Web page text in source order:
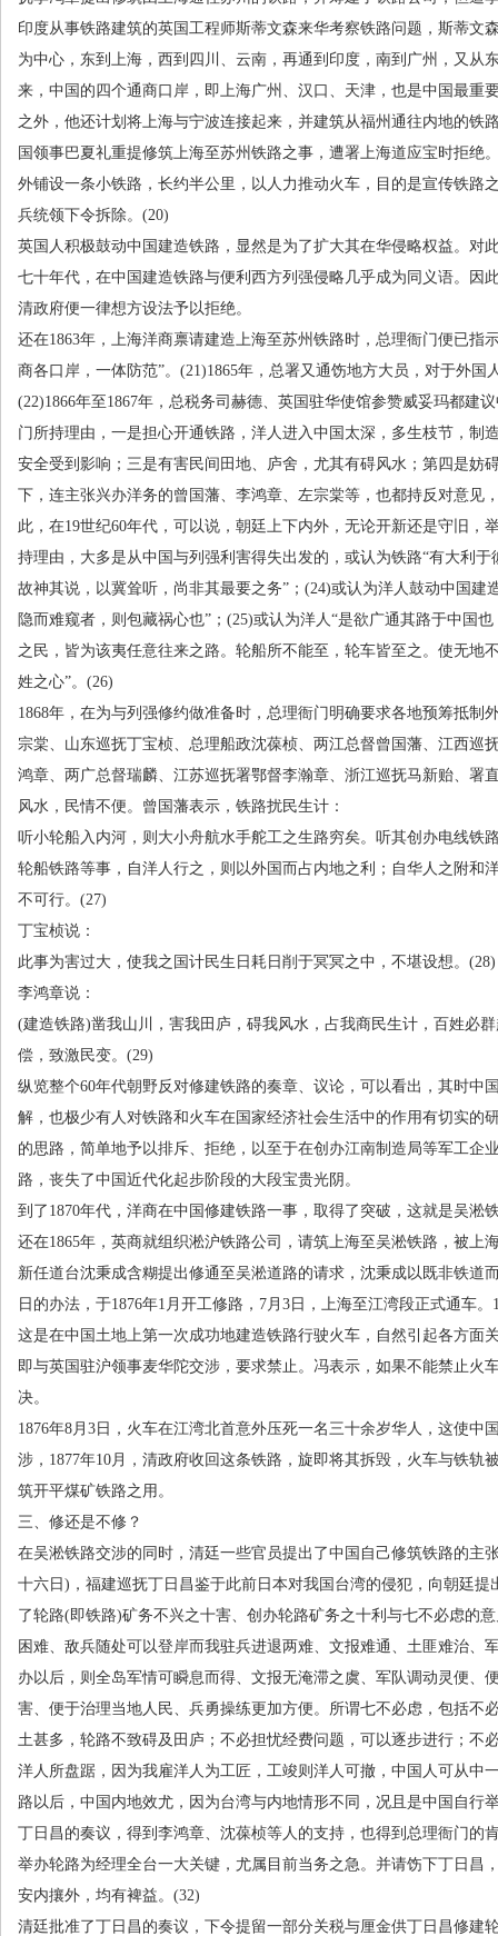
印度从事铁路建筑的英国工程师斯蒂文森来华考察铁路问题，斯蒂文
为中心，东到上海，西到四川、云南，再通到印度，南到广州，又从
来，中国的四个通商口岸，即上海广州、汉口、天津，也是中国最重
之外，他还计划将上海与宁波连接起来，并建筑从福州通往内地的铁
国领事巴夏礼重提修筑上海至苏州铁路之事，遭署上海道应宝时拒绝
外铺设一条小铁路，长约半公里，以人力推动火车，目的是宣传铁路
兵统领下令拆除。 (20)
英国人积极鼓动中国建造铁路，显然是为了扩大其在华侵略权益。对
七十年代，在中国建造铁路与便利西方列强侵略几乎成为同义语。因
清政府便一律想方设法予以拒绝。
还在1863年，上海洋商禀请建造上海至苏州铁路时，总理衙门便已指
商各口岸，一体防范”。 (21)1865年，总署又通饬地方大员，对于外国
(22)1866年至 1867年，总税务司赫德、英国驻华使馆参赞威妥玛都建
门所持理由，一是担心开通铁路，洋人进入中国太深，多生枝节，制
安全受到影响；三是有害民间田地、庐舍，尤其有碍风水；第四是妨
下，连主张兴办洋务的曾国藩、李鸿章、左宗棠等，也都持反对意见
此，在19世纪60年代，可以说，朝廷上下内外，无论开新还是守旧，
持理由，大多是从中国与列强利害得失出发的，或认为铁路“有大利于
故神其说，以冀耸听，尚非其最要之务”； (24)或认为洋人鼓动中国建
隐而难窥者，则包藏祸心也”； (25)或认为洋人“是欲广通其路于中国
之民，皆为该夷任意往来之路。轮船所不能至，轮车皆至之。使无地
姓之心”。 (26)
1868年，在为与列强修约做准备时，总理衙门明确要求各地预筹抵制
宗棠、山东巡抚丁宝桢、总理船政沈葆桢、两江总督曾国藩、江西巡
鸿章、两广总督瑞麟、江苏巡抚署鄂督李瀚章、浙江巡抚马新贻、署
风水，民情不便。曾国藩表示，铁路扰民生计：
听小轮船入内河，则大小舟航水手舵工之生路穷矣。听其创办电线
轮船铁路等事，自洋人行之，则以外国而占内地之利；自华人之附和
不可行。 (27)
丁宝桢说：
此事为害过大，使我之国计民生日耗日削于冥冥之中，不堪设想。 (28)
李鸿章说：
(建造铁路)凿我山川，害我田庐，碍我风水，占我商民生计，百姓必
偿，致激民变。 (29)
纵览整个60年代朝野反对修建铁路的奏章、议论，可以看出，其时中
解，也极少有人对铁路和火车在国家经济社会生活中的作用有切实的
的思路，简单地予以排斥、拒绝，以至于在创办江南制造局等军工企
路，丧失了中国近代化起步阶段的大段宝贵光阴。
到了 1870年代，洋商在中国修建铁路一事，取得了突破，这就是吴淞
还在1865年，英商就组织淞沪铁路公司，请筑上海至吴淞铁路，被上
新任道台沈秉成含糊提出修通至吴淞道路的请求，沈秉成以既非铁道
日的办法，于1876年1 月开工修路， 7月 3 日，上海至江湾段正式通车。
这是在中国土地上第一次成功地建造铁路行驶火车，自然引起各方面
即与英国驻沪领事麦华陀交涉，要求禁止。冯表示，如果不能禁止火
决。
1876年8月 3 日，火车在江湾北首意外压死一名三十余岁华人，这使中
涉， 1877年10月，清政府收回这条铁路，旋即将其拆毁，火车与铁轨
筑开平煤矿铁路之用。
三、修还是不修？
在吴淞铁路交涉的同时，清廷一些官员提出了中国自己修筑铁路的主
十六日 ) ，福建巡抚丁日昌鉴于此前日本对我国台湾的侵犯，向朝廷
了轮路(即铁路)矿务不兴之十害、创办轮路矿务之十利与七不必虑的
困难、敌兵随处可以登岸而我驻兵进退两难、文报难通、土匪难治、
办以后，则全岛军情可瞬息而得、文报无淹滞之虞、军队调动灵便、
害、便于治理当地人民、兵勇操练更加方便。所谓七不必虑，包括不
土甚多，轮路不致碍及田庐；不必担忧经费问题，可以逐步进行；不
洋人所盘踞，因为我雇洋人为工匠，工竣则洋人可撤，中国人可从中
路以后，中国内地效尤，因为台湾与内地情形不同，况且是中国自行
丁日昌的奏议，得到李鸿章、沈葆桢等人的支持，也得到总理衙门的
举办轮路为经理全台一大关键，尤属目前当务之急。并请饬下丁日昌
安内攘外，均有裨益。 (32)
清廷批准了丁日昌的奏议，下令提留一部分关税与厘金供丁日昌修建